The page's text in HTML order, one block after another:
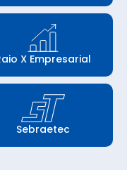
X Empresarial
Sebraetec